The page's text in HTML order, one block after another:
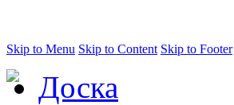
Skip to Menu Skip to Content Skip to Footer
Доска